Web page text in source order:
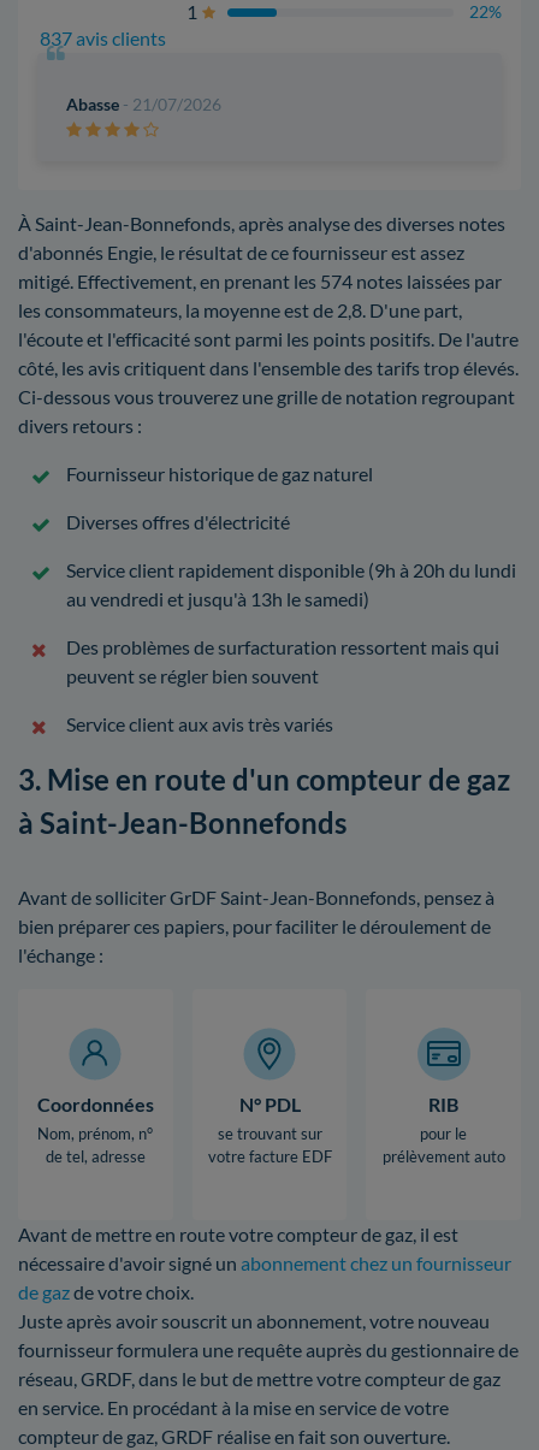
837 avis clients
1 22%
Abasse - 21/07/2026
À Saint-Jean-Bonnefonds, après analyse des diverses notes
d'abonnés Engie, le résultat de ce fournisseur est assez
mitigé. Effectivement, en prenant les 574 notes laissées par
les consommateurs, la moyenne est de 2,8. D'une part,
l'écoute et l'efficacité sont parmi les points positifs. De l'autre
côté, les avis critiquent dans l'ensemble des tarifs trop élevés.
Ci-dessous vous trouverez une grille de notation regroupant
divers retours :
Fournisseur historique de gaz naturel
Diverses offres d'électricité
Service client rapidement disponible (9h à 20h du lundi
au vendredi et jusqu'à 13h le samedi)
Des problèmes de surfacturation ressortent mais qui
peuvent se régler bien souvent
Service client aux avis très variés
3. Mise en route d'un compteur de gaz
à Saint-Jean-Bonnefonds
Avant de solliciter GrDF Saint-Jean-Bonnefonds, pensez à
bien préparer ces papiers, pour faciliter le déroulement de
l'échange :
Coordonnées
Nom, prénom, n°
de tel, adresse
N° PDL
se trouvant sur
votre facture EDF
RIB
pour le
prélèvement auto
Avant de mettre en route votre compteur de gaz, il est
nécessaire d'avoir signé un abonnement chez un fournisseur
de gazde votre choix.
Juste après avoir souscrit un abonnement, votre nouveau
fournisseur formulera une requête auprès du gestionnaire de
réseau, GRDF, dans le but de mettre votre compteur de gaz
en service. En procédant à la mise en service de votre
compteur de gaz, GRDF réalise en fait son ouverture.